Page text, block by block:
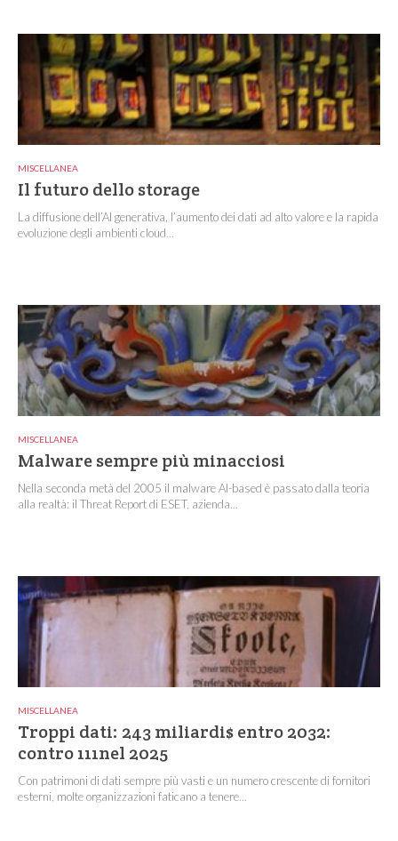
MISCELLANEA
Il futuro dello storage
La diffusione dell’AI generativa, l’aumento dei dati ad alto valore e la rapida
evoluzione degli ambienti cloud...
MISCELLANEA
Malware sempre più minacciosi
Nella seconda metà del 2005 il malware AI-based è passato dalla teoria
alla realtà: il Threat Report di ESET, azienda...
MISCELLANEA
Troppi dati: 243 miliardi$ entro 2032:
contro 111nel 2025
Con patrimoni di dati sempre più vasti e un numero crescente di fornitori
esterni, molte organizzazioni faticano a tenere...